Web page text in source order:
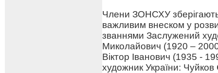
Члени ЗОНСХУ
важливим внеском у
званнями Заслужений
Миколайович (1920 –
Віктор Іванович (1935 -
художник України: